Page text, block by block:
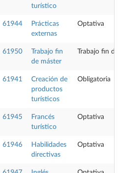
turístico
61944
Prácticas
externas
Optativa
61950
Trabajo fin
de máster
Trabajo fin de
61941
Creación de
productos
turísticos
Obligatoria
61945
Francés
turístico
Optativa
61946
Habilidades
directivas
Optativa